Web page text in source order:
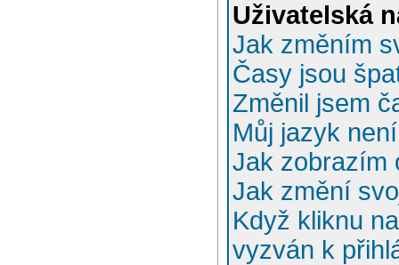
Uživatelská
Jak změním
Časy jsou
Změnil jsem
Můj jazyk
Jak zobrazím
Jak změní
Když kliknu
vyzván k